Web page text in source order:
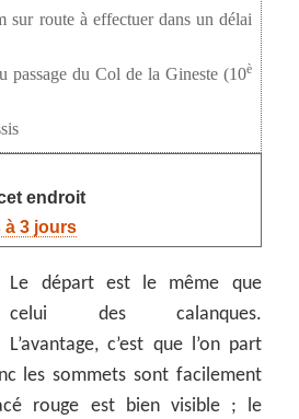
sur route à effectuer dans un délai
passage du Col de la Gineste (10è
endroit
à 3 jours
Le départ est le même que
celui des calanques.
L’avantage, c’est que l’on part
les sommets sont facilement
rouge est bien visible ; le